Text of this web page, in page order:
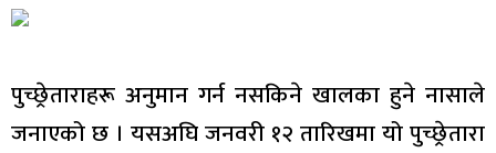
पुच्छ्रेताराहरू अनुमान गर्न नसकिने खालका हुने नासाले
जनाएको छ । यसअघि जनवरी १२ तारिखमा यो पुच्छ्रेतारा